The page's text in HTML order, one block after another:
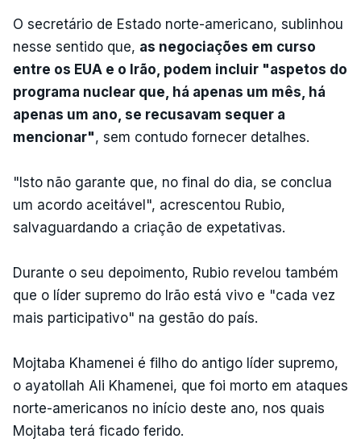
O secretário de Estado norte-americano, sublinhou
nesse sentido que, as negociações em curso
entre os EUA e o Irão, podem incluir "aspetos do
programa nuclear que, há apenas um mês, há
apenas um ano, se recusavam sequer a
mencionar", sem contudo fornecer detalhes.
"Isto não garante que, no final do dia, se conclua
um acordo aceitável", acrescentou Rubio,
salvaguardando a criação de expetativas.
Durante o seu depoimento, Rubio revelou também
que o líder supremo do Irão está vivo e "cada vez
mais participativo" na gestão do país.
Mojtaba Khamenei é filho do antigo líder supremo,
o ayatollah Ali Khamenei, que foi morto em ataques
norte-americanos no início deste ano, nos quais
Mojtaba terá ficado ferido.